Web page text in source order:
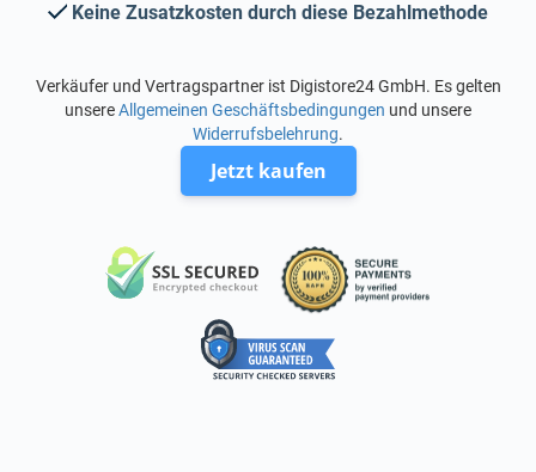
Keine Zusatzkosten durch diese Bezahlmethode
Verkäufer und Vertragspartner ist Digistore24 GmbH. Es gelten
unsereAllgemeinen Geschäftsbedingungen und unsere
Widerrufsbelehrung.
Jetzt kaufen